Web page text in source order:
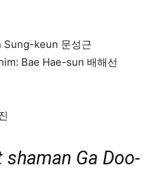
keun 문성근
Bae Hae-sun 배해선
shaman Ga Doo-